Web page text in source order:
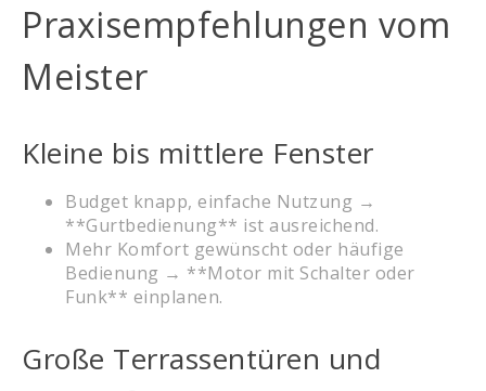
Praxisempfehlungen vom
Meister
Kleine bis mittlere Fenster
Budget knapp, einfache Nutzung →
**Gurtbedienung** ist ausreichend.
Mehr Komfort gewünscht oder häufige
Bedienung → **Motor mit Schalter oder
Funk** einplanen.
Große Terrassentüren und